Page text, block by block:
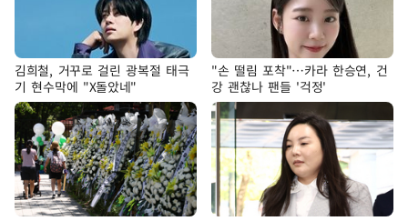
김희철, 거꾸로 걸린 광복절 태극
기 현수막에 "X돌았네"
"손 떨림 포착"…카라 한승연, 건
강 괜찮나 팬들 '걱정'